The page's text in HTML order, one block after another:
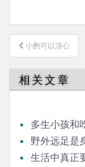
文
章
导
航
小酌可以清心
相关文章
多生小孩和
野外远足是
发言生活中真正